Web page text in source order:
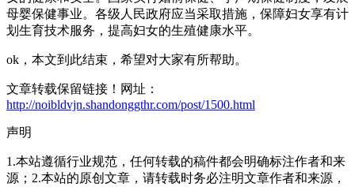
母婴保健事业。各级人民政府应当采取措施，保障妇女享有计
划生育技术服务，提高妇女的生殖健康水平。
ok，本文到此结束，希望对大家有所帮助。
文章转载保留链接！网址：
http://noibldvjn.shandonggthr.com/post/1500.html
声明
1.本站遵循行业规范，任何转载的稿件都会明确标注作者和来
源；2.本站的原创文章，请转载时务必注明文章作者和来源，